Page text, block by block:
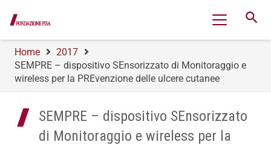
search
Home
2017
SEMPRE – dispositivo SEnsorizzato di Monitoraggio e
wireless per la PREvenzione delle ulcere cutanee
SEMPRE – dispositivo SEnsorizzato
di Monitoraggio e wireless per la